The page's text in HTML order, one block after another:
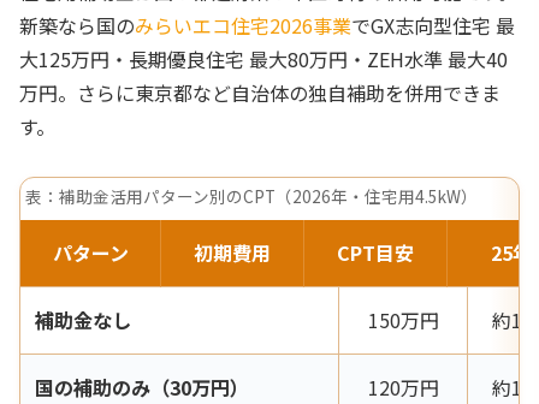
新築なら国のみらいエコ住宅2026事業でGX志向型住宅 最
大125万円・長期優良住宅 最大80万円・ZEH水準 最大40
万円。さらに東京都など自治体の独自補助を併用できま
す。
表：補助金活用パターン別のCPT（2026年・住宅用4.5kW）
パターン 初期費用 CPT目安 25年
補助金なし 150万円 約12
国の補助のみ（30万円） 120万円 約10